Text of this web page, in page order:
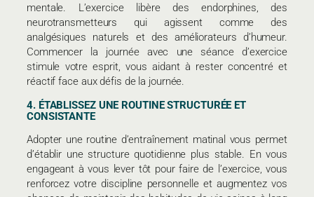
mentale. L’exercice libère des endorphines, des
neurotransmetteurs qui agissent comme des
analgésiques naturels et des améliorateurs d’humeur.
Commencer la journée avec une séance d’exercice
stimule votre esprit, vous aidant à rester concentré et
réactif face aux défis de la journée.
4. ÉTABLISSEZ UNE ROUTINE STRUCTURÉE ET
CONSISTANTE
Adopter une routine d’entraînement matinal vous permet
d’établir une structure quotidienne plus stable. En vous
engageant à vous lever tôt pour faire de l’exercice, vous
renforcez votre discipline personnelle et augmentez vos